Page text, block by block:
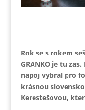
Rok se s rokem
GRANKO je tu
nápoj vybral pro
krásnou
Kerestešovou,